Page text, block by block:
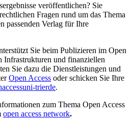
veröffentlichen? Sie
Fragen rund um das Thema
passenden Verlag für Ihre
Sie beim Publizieren im Open
Infrastrukturen und finanziellen
Sie dazu die Dienstleistungen und
Open Access oder schicken Sie Ihre
uni-trierde.
zum Thema Open Access
open access network.